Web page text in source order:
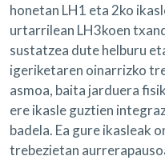
honetan LH1 eta 2ko
urtarrilean LH3koen
sustatzea dute helburu
igeriketaren oinarrizko
asmoa, baita jarduera
ere ikasle guztien
badela. Ea gure ikasleak
trebezietan